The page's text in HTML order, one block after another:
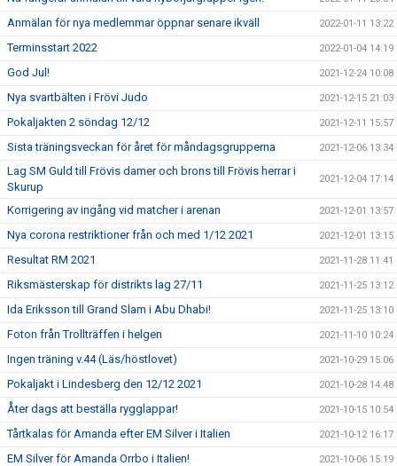
Anmälan för nya medlemmar öppnar senare ikväll 2022-01-11 13:22
Terminsstart 2022 2022-01-04 14:19
God Jul! 2021-12-24 10:08
Nya svartbälten i Frövi Judo 2021-12-15 21:03
Pokaljakten 2 söndag 12/12 2021-12-11 15:57
Sista träningsveckan för året för måndagsgrupperna 2021-12-06 13:34
Lag SM Guld till Frövis damer och brons till Frövis herrar i
Skurup
2021-12-04 17:14
Korrigering av ingång vid matcher i arenan 2021-12-01 13:57
Nya corona restriktioner från och med 1/12 2021 2021-12-01 13:15
Resultat RM 2021 2021-11-28 11:41
Riksmästerskap för distrikts lag 27/11 2021-11-25 13:12
Ida Eriksson till Grand Slam i Abu Dhabi! 2021-11-25 13:10
Foton från Trollträffen i helgen 2021-11-10 10:24
Ingen träning v.44 (Läs/höstlovet) 2021-10-29 15:06
Pokaljakt i Lindesberg den 12/12 2021 2021-10-28 14:48
Åter dags att beställa rygglappar! 2021-10-15 10:54
Tårtkalas för Amanda efter EM Silver i Italien 2021-10-12 16:17
EM Silver för Amanda Orrbo i Italien! 2021-10-06 15:19